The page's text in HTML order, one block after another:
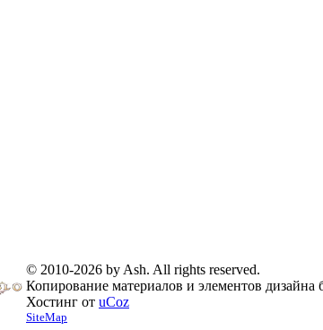
© 2010-2026 by Ash. All rights reserved.
Копирование материалов и элементов дизайна
Хостинг от uCoz
SiteMap